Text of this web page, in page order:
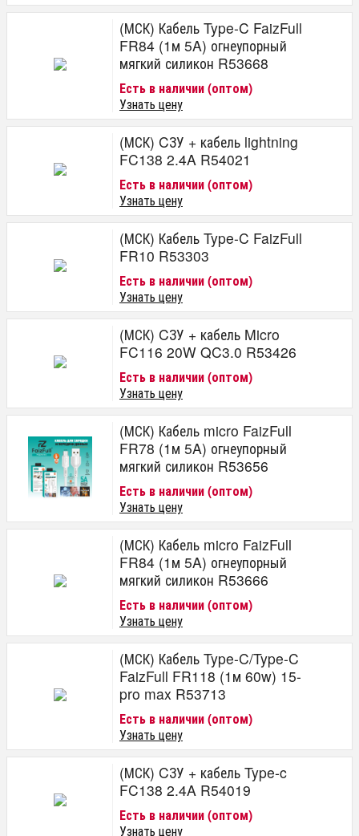
(МСК) Кабель Type-C FaizFull
FR84 (1м 5A) огнеупорный
мягкий силикон R53668
Есть в наличии (оптом)
Узнать цену
(МСК) CЗУ + кабель lightning
FC138 2.4A R54021
Есть в наличии (оптом)
Узнать цену
(МСК) Кабель Type-C FaizFull
FR10 R53303
Есть в наличии (оптом)
Узнать цену
(МСК) CЗУ + кабель Micro
FC116 20W QC3.0 R53426
Есть в наличии (оптом)
Узнать цену
(МСК) Кабель micro FaizFull
FR78 (1м 5A) огнеупорный
мягкий силикон R53656
Есть в наличии (оптом)
Узнать цену
(МСК) Кабель micro FaizFull
FR84 (1м 5A) огнеупорный
мягкий силикон R53666
Есть в наличии (оптом)
Узнать цену
(МСК) Кабель Type-C/Type-C
FaizFull FR118 (1м 60w) 15-
pro max R53713
Есть в наличии (оптом)
Узнать цену
(МСК) CЗУ + кабель Type-c
FC138 2.4A R54019
Есть в наличии (оптом)
Узнать цену